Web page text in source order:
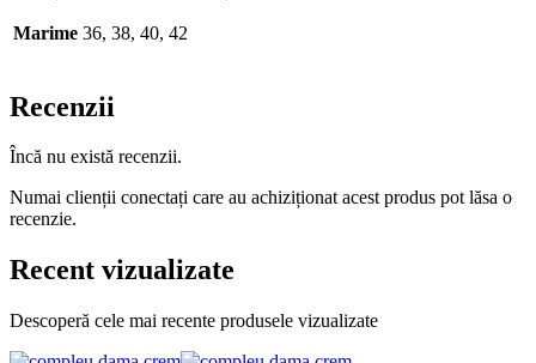
Marime 36, 38, 40, 42
Recenzii
Încă nu există recenzii.
Numai clienții conectați care au achiziționat acest produs pot lăsa o
recenzie.
Recent vizualizate
Descoperă cele mai recente produsele vizualizate